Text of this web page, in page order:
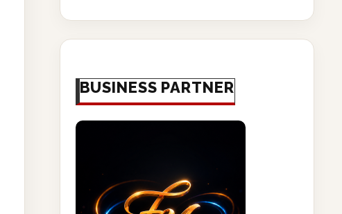
BUSINESS PARTNER